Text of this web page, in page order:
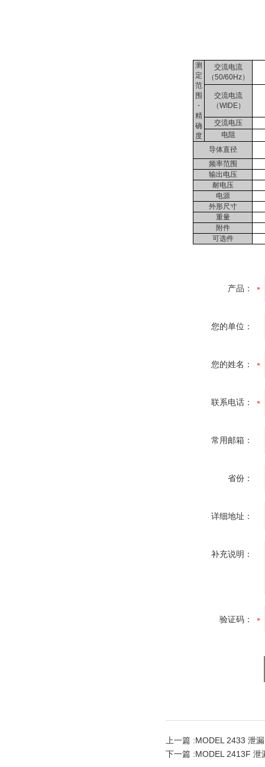
测
定
范
围
・
精
确
度
交流电流
（50/60Hz）
交流电流
（WIDE）
交流电压
电阻
导体直径
频率范围
输出电压
耐电压
电源
外形尺寸
重量
附件
可选件
产品：
您的单位：
您的姓名：
联系电话：
常用邮箱：
省份：
详细地址：
补充说明：
验证码：
上一篇 :MODEL 2433 泄
下一篇 :MODEL 2413F 泄